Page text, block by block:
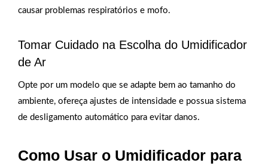
causar problemas respiratórios e mofo.
Tomar Cuidado na Escolha do Umidificador
de Ar
Opte por um modelo que se adapte bem ao tamanho do
ambiente, ofereça ajustes de intensidade e possua sistema
de desligamento automático para evitar danos.
Como Usar o Umidificador para